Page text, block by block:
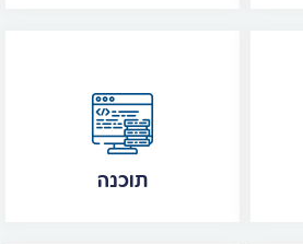
תוכנה